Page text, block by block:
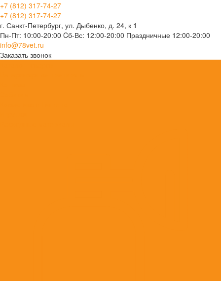
+7 (812) 317-74-27
+7 (812) 317-74-27
г. Санкт-Петербург, ул. Дыбенко, д. 24, к 1
Пн-Пт: 10:00-20:00 Cб-Вс: 12:00-20:00 Праздничные 12:00-20:00
info@78vet.ru
Заказать звонок